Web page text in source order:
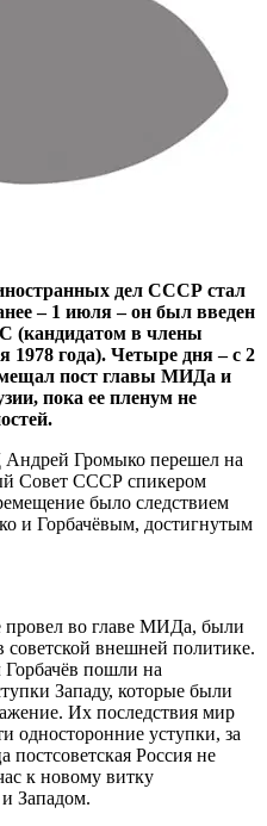
дел СССР стал
– 1 июля – он был введен
(кандидатом в члены
года). Четыре дня – с 2
пост главы МИДа и
пока ее пленум не
Громыко перешел на
Совет СССР спикером
было следствием
и Горбачёвым, достигнутым
провел во главе МИДа, были
советской внешней политике.
пошли на
Западу, которые были
Их последствия мир
односторонние уступки, за
Россия не
к новому витку
Западом.